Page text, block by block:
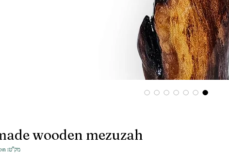
wooden mezuzah
מק"ט: #120Meir Hevron